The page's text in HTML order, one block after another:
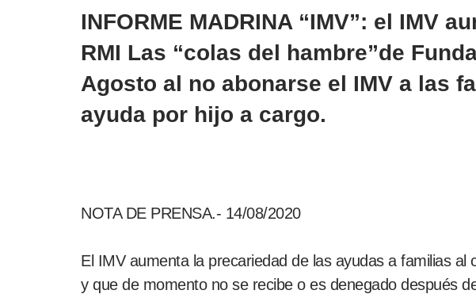
INFORME MADRINA “IMV”: el IMV
RMI Las “colas del hambre”de
Agosto al no abonarse el IMV a las
ayuda por hijo a cargo.
NOTA DE PRENSA.- 14/08/2020
El IMV aumenta la precariedad de las ayudas a familias
y que de momento no se recibe o es denegado después